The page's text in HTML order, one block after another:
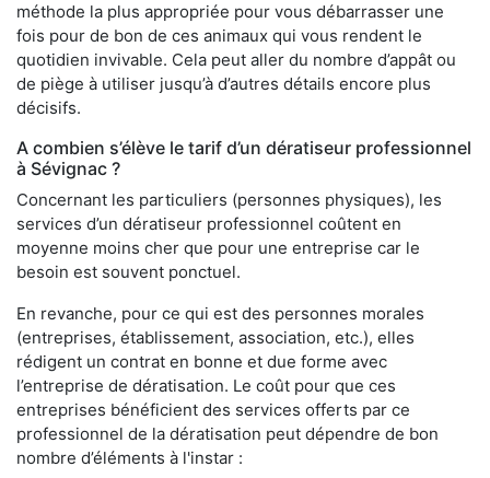
méthode la plus appropriée pour vous débarrasser une
fois pour de bon de ces animaux qui vous rendent le
quotidien invivable. Cela peut aller du nombre d’appât ou
de piège à utiliser jusqu’à d’autres détails encore plus
décisifs.
A combien s’élève le tarif d’un dératiseur professionnel
à Sévignac ?
Concernant les particuliers (personnes physiques), les
services d’un dératiseur professionnel coûtent en
moyenne moins cher que pour une entreprise car le
besoin est souvent ponctuel.
En revanche, pour ce qui est des personnes morales
(entreprises, établissement, association, etc.), elles
rédigent un contrat en bonne et due forme avec
l’entreprise de dératisation. Le coût pour que ces
entreprises bénéficient des services offerts par ce
professionnel de la dératisation peut dépendre de bon
nombre d’éléments à l'instar :